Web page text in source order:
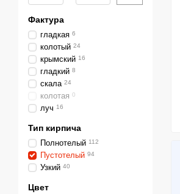
Фактура
гладкая 6
колотый 24
крымский 16
гладкий 8
скала 24
колотая 0
луч 16
Тип кирпича
Полнотелый 112
Пустотелый 94
Узкий 40
Цвет